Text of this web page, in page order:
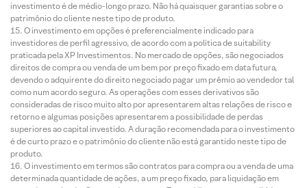
investimento é de médio-longo prazo. Não há quaisquer garantias sobre o
patrimônio do cliente neste tipo de produto.
O investimento em opções é preferencialmente indicado para
investidores de perfil agressivo, de acordo com a política de suitability
praticada pela XP Investimentos. No mercado de opções, são negociados
direitos de compra ou venda de um bem por preço fixado em data futura,
devendo o adquirente do direito negociado pagar um prêmio ao vendedor tal
como num acordo seguro. As operações com esses derivativos são
consideradas de risco muito alto por apresentarem altas relações de risco e
retorno e algumas posições apresentarem a possibilidade de perdas
superiores ao capital investido. A duração recomendada para o investimento
é de curto prazo e o patrimônio do cliente não está garantido neste tipo de
produto.
O investimento em termos são contratos para compra ou a venda de uma
determinada quantidade de ações, a um preço fixado, para liquidação em